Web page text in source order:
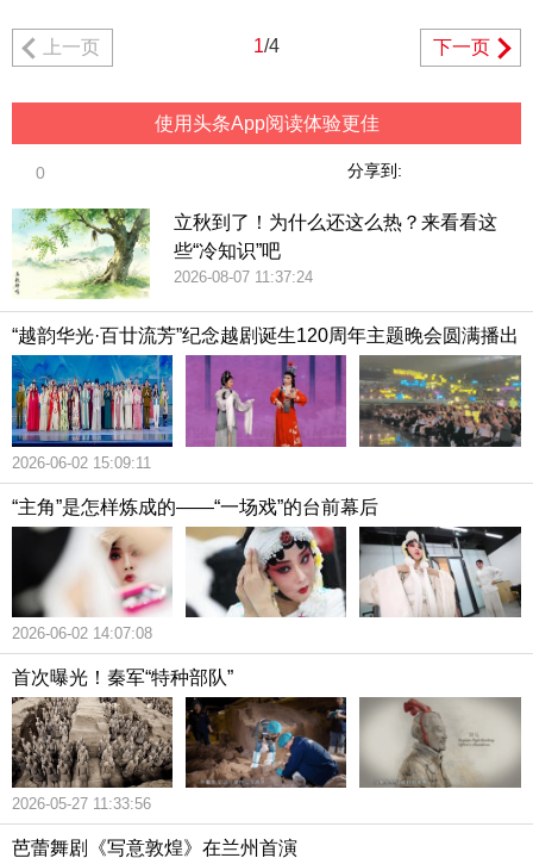
上一页 1/4 下一页
使用头条App阅读体验更佳
分享到:
0
立秋到了！为什么还这么热？来看看这
些“冷知识”吧
2026-08-07 11:37:24
“越韵华光·百廿流芳”纪念越剧诞生120周年主题晚会圆满播出
2026-06-02 15:09:11
“主角”是怎样炼成的——“一场戏”的台前幕后
2026-06-02 14:07:08
首次曝光！秦军“特种部队”
2026-05-27 11:33:56
芭蕾舞剧《写意敦煌》在兰州首演